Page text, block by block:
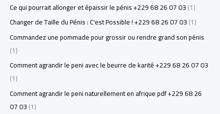
Ce qui pourrait allonger et épaissir le pénis +229 68 26 07 03(1)
Changer de Taille du Pénis : C'est Possible ! +229 68 26 07 03(1)
Commandez une pommade pour grossir ou rendre grand son pénis
(1)
Comment agrandir le peni avec le beurre de karité +229 68 26 07 03
(1)
Comment agrandir le peni naturellement en afrique pdf +229 68 26
07 03(1)